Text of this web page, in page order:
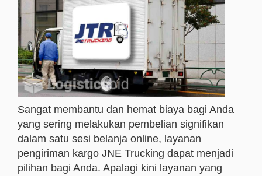
Sangat membantu dan hemat biaya bagi Anda
yang sering melakukan pembelian signifikan
dalam satu sesi belanja online, layanan
pengiriman kargo JNE Trucking dapat menjadi
pilihan bagi Anda. Apalagi kini layanan yang